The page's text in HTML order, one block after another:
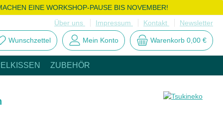
EINE WORKSHOP-PAUSE BIS NOVEMBER!
Über uns
Impressum Kontakt Newsletter
Wunschzettel Mein Konto Warenkorb 0,00 €
ZUBEHÖR